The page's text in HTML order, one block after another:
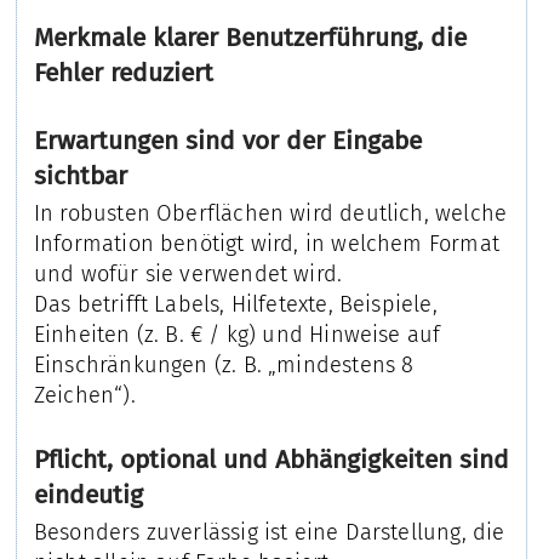
Merkmale klarer Benutzerführung, die
Fehler reduziert
Erwartungen sind vor der Eingabe
sichtbar
In robusten Oberflächen wird deutlich, welche
Information benötigt wird, in welchem Format
und wofür sie verwendet wird.
Das betrifft Labels, Hilfetexte, Beispiele,
Einheiten (z. B. € / kg) und Hinweise auf
Einschränkungen (z. B. „mindestens 8
Zeichen“).
Pflicht, optional und Abhängigkeiten sind
eindeutig
Besonders zuverlässig ist eine Darstellung, die